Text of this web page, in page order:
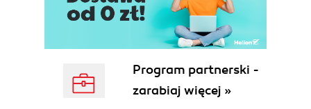
Laravel Herd
Laravel Homestead
Creating a New Laravel Project
Installing Laravel with the Laravel Installer
Tool
Installing Laravel with Composers create-
Program partnerski -
zarabiaj więcej »